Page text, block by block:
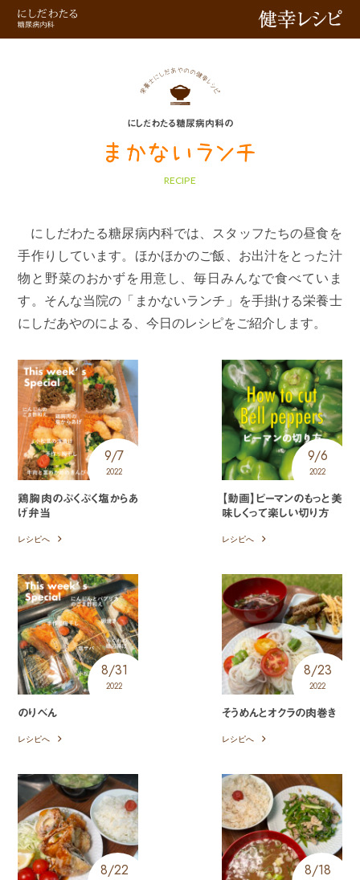
健幸レシピ
にしだわたる糖尿病内科の
RECIPE
にしだわたる糖尿病内科では、スタッフたちの昼食を
手作りしています。ほかほかのご飯、お出汁をとった汁
物と野菜のおかずを用意し、毎日みんなで食べていま
す。そんな当院の「まかないランチ」を手掛ける栄養士
にしだあやのによる、今日のレシピをご紹介します。
9/7
2022
鶏胸肉のぷくぷく塩からあ
げ弁当
レシピへ
9/6
2022
【動画】ピーマンのもっと美
味しくって楽しい切り方
レシピへ
8/31
2022
のりべん
レシピへ
8/23
2022
そうめんとオクラの肉巻き
レシピへ
8/22 8/18